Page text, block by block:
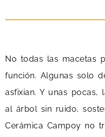
No todas las macetas
función. Algunas solo
asfixian. Y unas pocas,
al árbol sin ruido,
Cerámica Campoy no